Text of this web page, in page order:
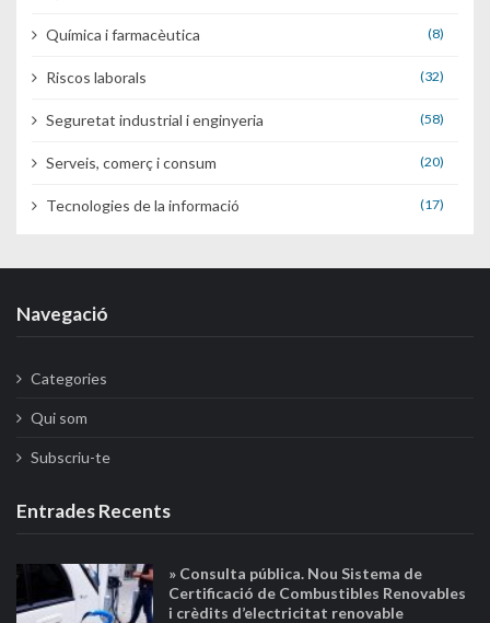
Química i farmacèutica (8)
Riscos laborals (32)
Seguretat industrial i enginyeria (58)
Serveis, comerç i consum (20)
Tecnologies de la informació (17)
Navegació
Categories
Qui som
Subscriu-te
Entrades Recents
» Consulta pública. Nou Sistema de
Certificació de Combustibles Renovables
i crèdits d’electricitat renovable